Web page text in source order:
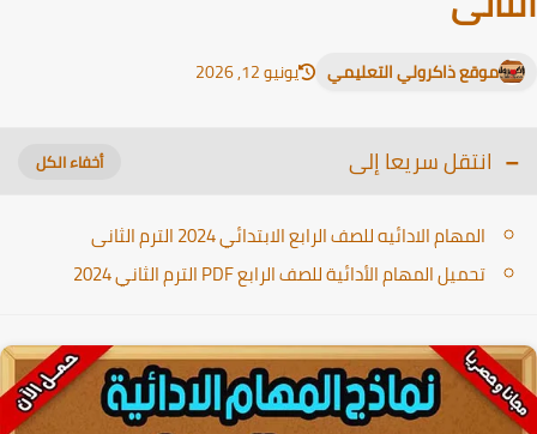
موقع ذاكرولي التعليمي يونيو 12, 2026
انتقل سريعا إلى
المهام الادائيه للصف الرابع الابتدائي 2024 الترم الثانى
تحميل المهام الأدائية للصف الرابع PDF الترم الثاني 2024